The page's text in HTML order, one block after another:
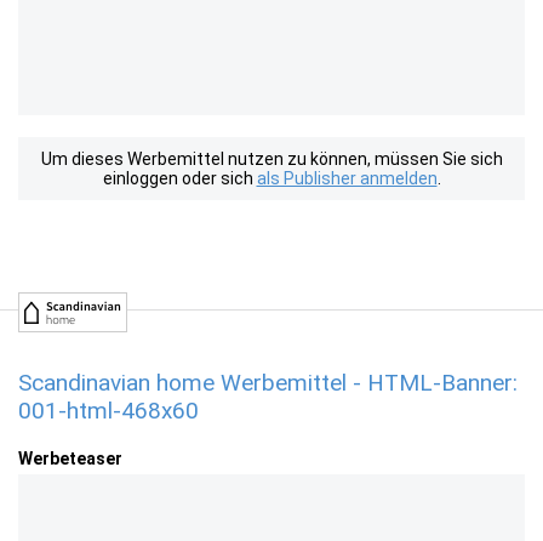
Um dieses Werbemittel nutzen zu können, müssen Sie sich
einloggen oder sich als Publisher anmelden
Scandinavian home Werbemittel - HTML-Banner:
001-html-468x60
Werbeteaser